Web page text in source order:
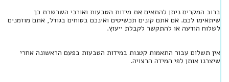
ברוב המקרים ניתן להתאים את מידות הטבעות ואורכי השרשרת כך
שיתאימו לכם. אם אתם קונים תכשיטים ואינכם בטוחים בגודל, אתם מוזמנים
לשלוח הודעה או להתקשר לקבלת ייעוץ.
אין תשלום עבור התאמות קטנות במידות הטבעות בפעם הראשונה אחרי
שיצרנו אותן לפי המידה הרצויה.